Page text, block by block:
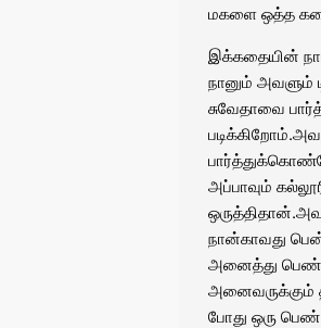
மகளை ஒத்த
இக்கதையின்
நானும் அவளும்
சுவேதாவை
அப்பாவும்
நான்காவது
அனைத்து
அனைவருக்கும்
போது ஒரு